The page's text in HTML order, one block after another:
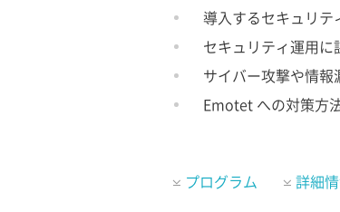
導入するセキュリテ
セキュリティ運用に
サイバー攻撃や情
Emotet への対策方
プログラム 詳細